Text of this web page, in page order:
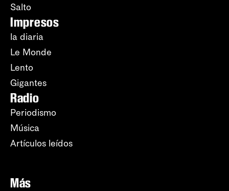
Salto
Impresos
la diaria
Le Monde
Lento
Gigantes
Radio
Periodismo
Música
Artículos leídos
Más